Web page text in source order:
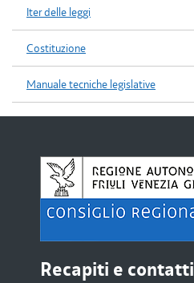
Iter delle leggi
Costituzione
Manuale tecniche legislative
Recapiti e contatti